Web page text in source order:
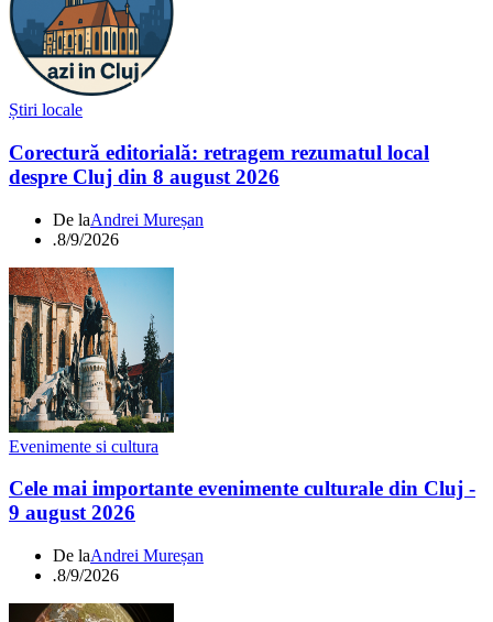
Știri locale
Corectură editorială: retragem rezumatul local
despre Cluj din 8 august 2026
De laAndrei Mureșan
.8/9/2026
Evenimente si cultura
Cele mai importante evenimente culturale din Cluj -
9 august 2026
De laAndrei Mureșan
.8/9/2026